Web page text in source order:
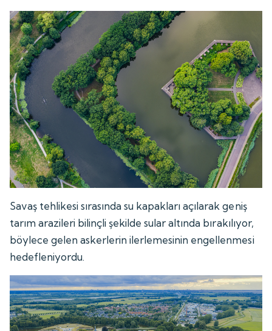
Savaş tehlikesi sırasında su kapakları açılarak geniş
tarım arazileri bilinçli şekilde sular altında bırakılıyor,
böylece gelen askerlerin ilerlemesinin engellenmesi
hedefleniyordu.